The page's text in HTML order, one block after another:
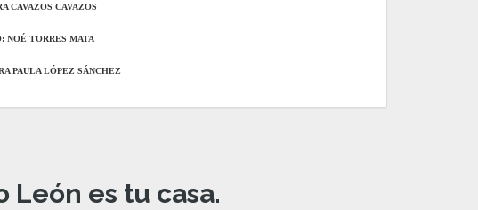
CAVAZOS CAVAZOS
NOÉ TORRES MATA
PAULA LÓPEZ SÁNCHEZ
León es tu casa.